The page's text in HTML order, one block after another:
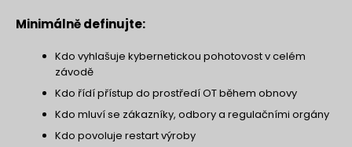
Minimálně definujte:
Kdo vyhlašuje kybernetickou pohotovost v celém
závodě
Kdo řídí přístup do prostředí OT během obnovy
Kdo mluví se zákazníky, odbory a regulačními orgány
Kdo povoluje restart výroby